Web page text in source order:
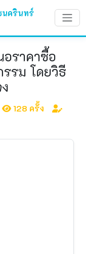
นครินทร์
อราคาซื้อ
รม โดยวิธี
128 ครั้ง